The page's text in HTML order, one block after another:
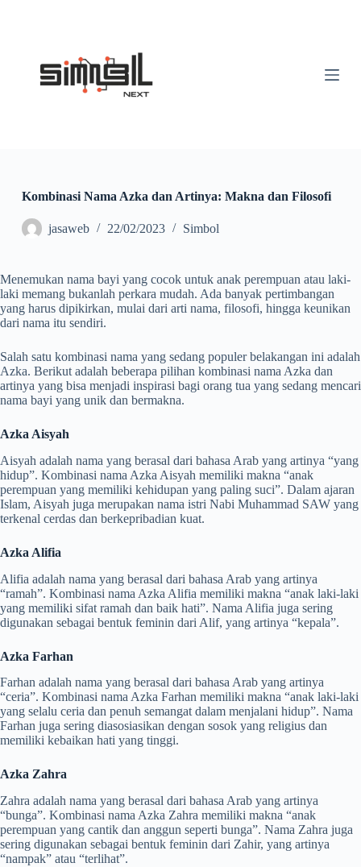
Kombinasi Nama Azka dan Artinya: Makna dan Filosofi
jasaweb 22/02/2023 Simbol
Menemukan nama bayi yang cocok untuk anak perempuan atau laki-
laki memang bukanlah perkara mudah. Ada banyak pertimbangan
yang harus dipikirkan, mulai dari arti nama, filosofi, hingga keunikan
dari nama itu sendiri.
Salah satu kombinasi nama yang sedang populer belakangan ini adalah
Azka. Berikut adalah beberapa pilihan kombinasi nama Azka dan
artinya yang bisa menjadi inspirasi bagi orang tua yang sedang mencari
nama bayi yang unik dan bermakna.
Azka Aisyah
Aisyah adalah nama yang berasal dari bahasa Arab yang artinya “yang
hidup”. Kombinasi nama Azka Aisyah memiliki makna “anak
perempuan yang memiliki kehidupan yang paling suci”. Dalam ajaran
Islam, Aisyah juga merupakan nama istri Nabi Muhammad SAW yang
terkenal cerdas dan berkepribadian kuat.
Azka Alifia
Alifia adalah nama yang berasal dari bahasa Arab yang artinya
“ramah”. Kombinasi nama Azka Alifia memiliki makna “anak laki-laki
yang memiliki sifat ramah dan baik hati”. Nama Alifia juga sering
digunakan sebagai bentuk feminin dari Alif, yang artinya “kepala”.
Azka Farhan
Farhan adalah nama yang berasal dari bahasa Arab yang artinya
“ceria”. Kombinasi nama Azka Farhan memiliki makna “anak laki-laki
yang selalu ceria dan penuh semangat dalam menjalani hidup”. Nama
Farhan juga sering diasosiasikan dengan sosok yang religius dan
memiliki kebaikan hati yang tinggi.
Azka Zahra
Zahra adalah nama yang berasal dari bahasa Arab yang artinya
“bunga”. Kombinasi nama Azka Zahra memiliki makna “anak
perempuan yang cantik dan anggun seperti bunga”. Nama Zahra juga
sering digunakan sebagai bentuk feminin dari Zahir, yang artinya
“nampak” atau “terlihat”.